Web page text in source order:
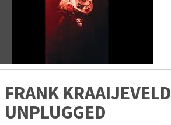
FRANK KRAAIJEVELD
UNPLUGGED